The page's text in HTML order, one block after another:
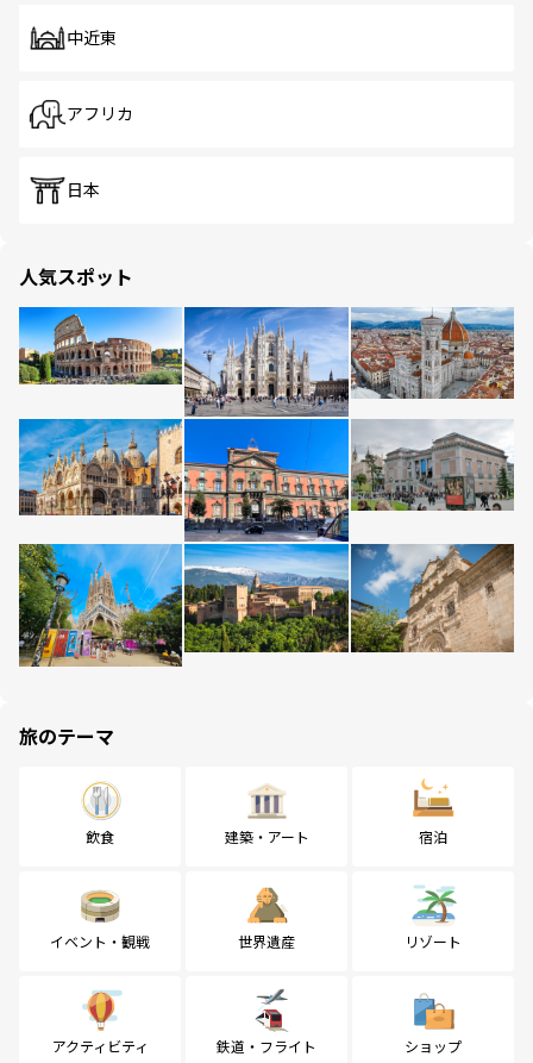
中近東
アフリカ
日本
人気スポット
旅のテーマ
飲食 建築・アート 宿泊
イベント・観戦 世界遺産 リゾート
アクティビティ 鉄道・フライト ショップ